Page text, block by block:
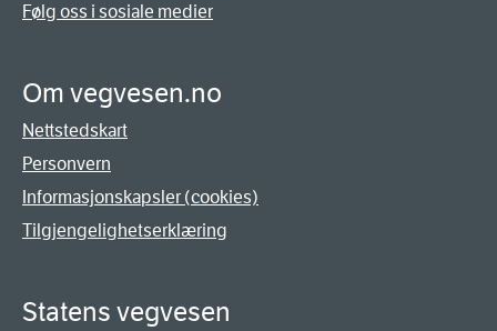
Følg oss i sosiale medier
Om vegvesen.no
Nettstedskart
Personvern
Informasjonskapsler (cookies)
Tilgjengelighetserklæring
Statens vegvesen